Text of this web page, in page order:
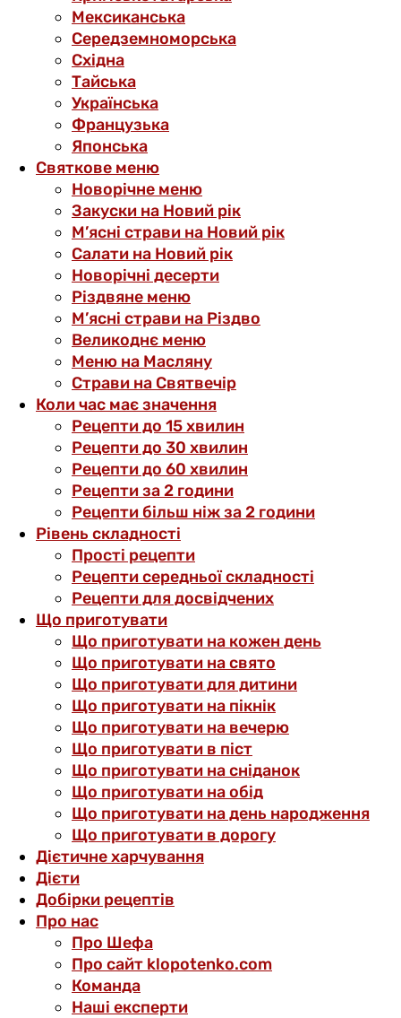
Мексиканська
Середземноморська
Східна
Тайська
Українська
Французька
Японська
Святкове меню
Новорічне меню
Закуски на Новий рік
М’ясні страви на Новий рік
Салати на Новий рік
Новорічні десерти
Різдвяне меню
М’ясні страви на Різдво
Великоднє меню
Меню на Масляну
Страви на Святвечір
Коли час має значення
Рецепти до 15 хвилин
Рецепти до 30 хвилин
Рецепти до 60 хвилин
Рецепти за 2 години
Рецепти більш ніж за 2 години
Рівень складності
Прості рецепти
Рецепти середньої складності
Рецепти для досвідчених
Що приготувати
Що приготувати на кожен день
Що приготувати на свято
Що приготувати для дитини
Що приготувати на пікнік
Що приготувати на вечерю
Що приготувати в піст
Що приготувати на сніданок
Що приготувати на обід
Що приготувати на день народження
Що приготувати в дорогу
Дієтичне харчування
Дієти
Добірки рецептів
Про нас
Про Шефа
Про сайт klopotenko.com
Команда
Наші експерти